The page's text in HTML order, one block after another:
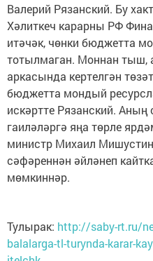
Валерий Рязанский. Бу
Хәлиткеч карарны РФ
итәчәк, чөнки бюджетта
тотылмаган. Моннан тыш,
аркасында кертелгән
бюджетта мондый
искәртте Рязанский. Аның
гаиләләргә яңа төрле
министр Михаил
сәфәреннән әйләнеп
мөмкиннәр.
Тулырак: http://saby-rt.ru/
balalarga-tl-turynda-karar-